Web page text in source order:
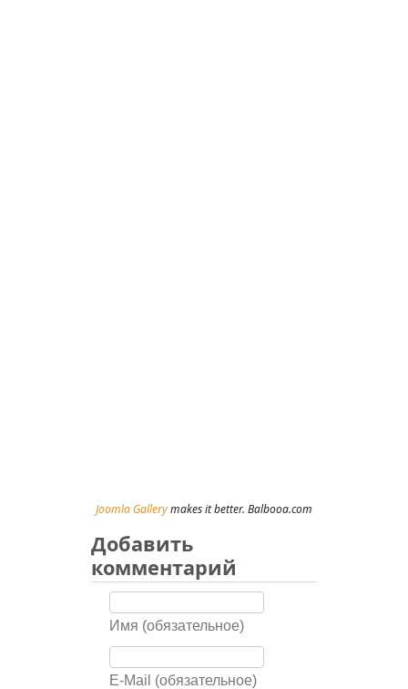
Joomla Gallerymakes it better. Balbooa.com
Добавить
комментарий
Имя (обязательное)
E-Mail (обязательное)